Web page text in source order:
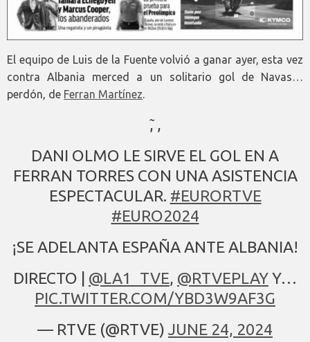
El equipo de Luis de la Fuente volvió a ganar ayer, esta vez
contra Albania merced a un solitario gol de Navas…
perdón, de Ferran Martínez
̃, ,
DANI OLMO LE SIRVE EL GOL EN A
FERRAN TORRES CON UNA ASISTENCIA
ESPECTACULAR. #EURORTVE
#EURO2024
¡SE ADELANTA ESPAÑA ANTE ALBANIA!
DIRECTO | @LA1_TVE, @RTVEPLAY Y…
PIC.TWITTER.COM/YBD3W9AF3G
— RTVE (@RTVE) JUNE 24, 2024